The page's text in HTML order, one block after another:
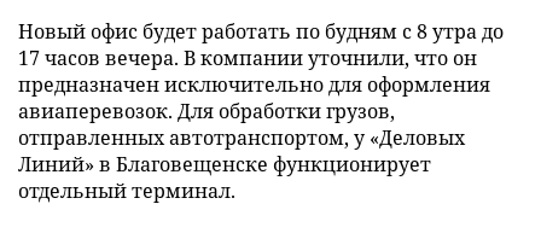
Новый офис будет работать по будням с 8 утра до
17 часов вечера. В компании уточнили, что он
предназначен исключительно для оформления
авиаперевозок. Для обработки грузов,
отправленных автотранспортом, у «Деловых
Линий» в Благовещенске функционирует
отдельный терминал.